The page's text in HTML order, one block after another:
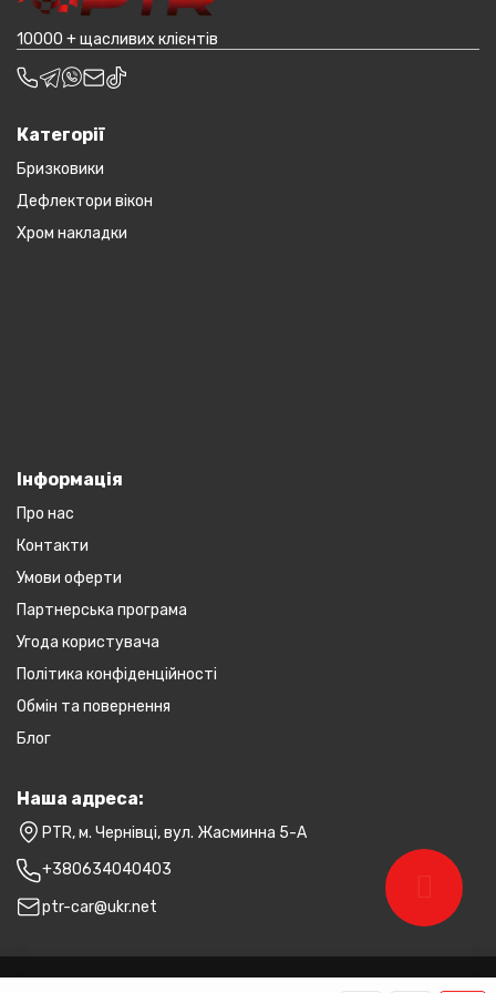
10000 + щасливих клієнтів
Категорії
Бризковики
Дефлектори вікон
Хром накладки
Інформація
Про нас
Контакти
Умови оферти
Партнерська програма
Угода користувача
Політика конфіденційності
Обмін та повернення
Блог
Наша адреса:
PTR, м. Чернівці, вул. Жасминна 5-А
+380634040403
ptr-car@ukr.net